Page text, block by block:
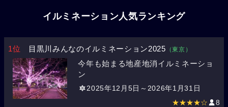
イルミネーション人気ランキング
1位 目黒川みんなのイルミネーション2025 （東京）
今年も始まる地産地消イルミネーショ
ン
2025年12月5日～2026年1月31日
★★★★☆ 8